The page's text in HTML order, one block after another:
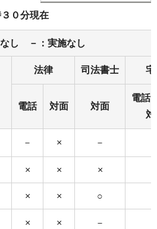
０分現在
し －：実施なし
法律 司法書士 宅
電話 対面 対面
電話
対
－ × －
× × ×
× × ○
× × －